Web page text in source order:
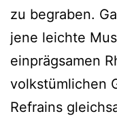
zu begraben.
jene leichte
einprägsamen
volkstümlichen
Refrains